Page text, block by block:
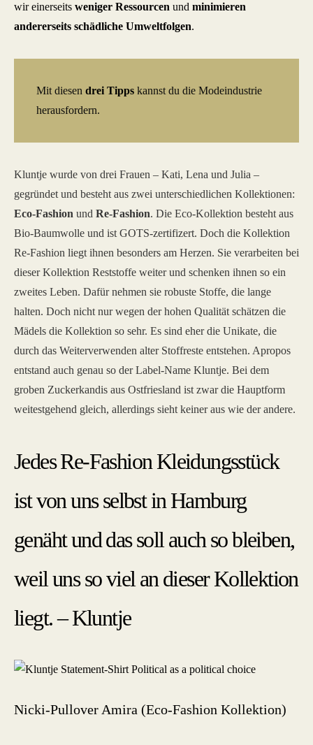
wir einerseits weniger Ressourcen und minimieren
andererseits schädliche Umweltfolgen.
Mit diesen drei Tipps kannst du die Modeindustrie
herausfordern.
Kluntje wurde von drei Frauen – Kati, Lena und Julia –
gegründet und besteht aus zwei unterschiedlichen Kollektionen:
Eco-Fashion und Re-Fashion. Die Eco-Kollektion besteht aus
Bio-Baumwolle und ist GOTS-zertifizert. Doch die Kollektion
Re-Fashion liegt ihnen besonders am Herzen. Sie verarbeiten bei
dieser Kollektion Reststoffe weiter und schenken ihnen so ein
zweites Leben. Dafür nehmen sie robuste Stoffe, die lange
halten. Doch nicht nur wegen der hohen Qualität schätzen die
Mädels die Kollektion so sehr. Es sind eher die Unikate, die
durch das Weiterverwenden alter Stoffreste entstehen. Apropos
entstand auch genau so der Label-Name Kluntje. Bei dem
groben Zuckerkandis aus Ostfriesland ist zwar die Hauptform
weitestgehend gleich, allerdings sieht keiner aus wie der andere.
Jedes Re-Fashion Kleidungsstück
ist von uns selbst in Hamburg
genäht und das soll auch so bleiben,
weil uns so viel an dieser Kollektion
liegt. – Kluntje
Nicki-Pullover Amira (Eco-Fashion Kollektion)